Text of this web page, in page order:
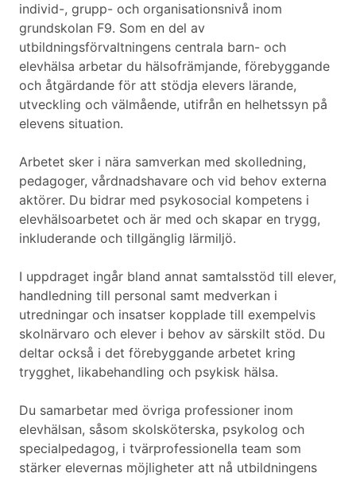
individ-, grupp- och organisationsnivå inom
grundskolan F9. Som en del av
utbildningsförvaltningens centrala barn- och
elevhälsa arbetar du hälsofrämjande, förebyggande
och åtgärdande för att stödja elevers lärande,
utveckling och välmående, utifrån en helhetssyn på
elevens situation.
Arbetet sker i nära samverkan med skolledning,
pedagoger, vårdnadshavare och vid behov externa
aktörer. Du bidrar med psykosocial kompetens i
elevhälsoarbetet och är med och skapar en trygg,
inkluderande och tillgänglig lärmiljö.
I uppdraget ingår bland annat samtalsstöd till elever,
handledning till personal samt medverkan i
utredningar och insatser kopplade till exempelvis
skolnärvaro och elever i behov av särskilt stöd. Du
deltar också i det förebyggande arbetet kring
trygghet, likabehandling och psykisk hälsa.
Du samarbetar med övriga professioner inom
elevhälsan, såsom skolsköterska, psykolog och
specialpedagog, i tvärprofessionella team som
stärker elevernas möjligheter att nå utbildningens